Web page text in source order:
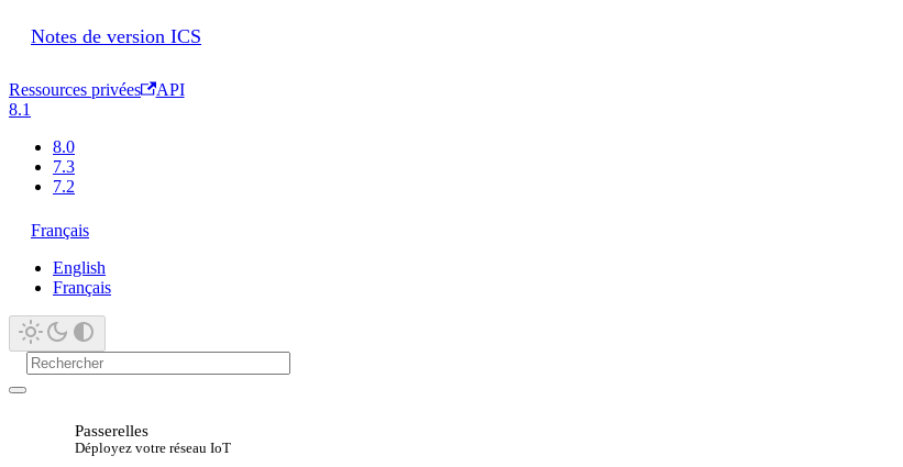
Notes de version ICS
Ressources privées
API
8.1
8.0
7.3
7.2
Français
English
Français
Passerelles
Déployez votre réseau IoT